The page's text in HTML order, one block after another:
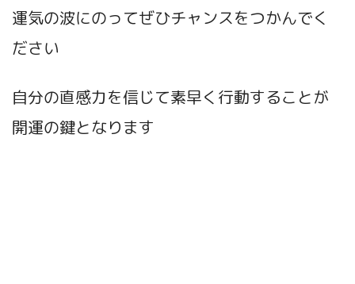
運気の波にのってぜひチャンスをつかんでく
ださい
自分の直感力を信じて素早く行動することが
開運の鍵となります